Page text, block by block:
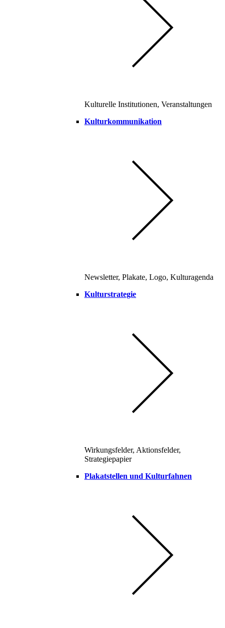
Kulturelle Institutionen, Veranstaltungen
Kulturkommunikation
Newsletter, Plakate, Logo, Kulturagenda
Kulturstrategie
Wirkungsfelder, Aktionsfelder,
Strategiepapier
Plakatstellen und Kulturfahnen